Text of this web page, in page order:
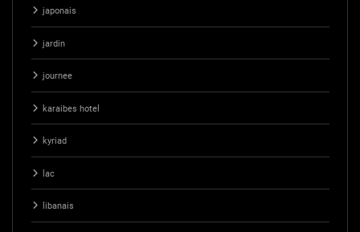
japonais
jardin
journee
karaibes hotel
kyriad
lac
libanais